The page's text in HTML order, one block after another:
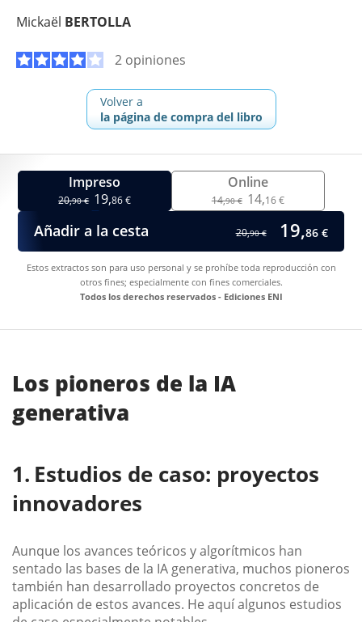
Mickaël BERTOLLA
2 opiniones
Volver a
la página de compra del libro
Impreso
20,90 € 19,86 €
Online
14,90 € 14,16 €
Añadir a la cesta 20,90 € 19,86 €
Estos extractos son para uso personal y se prohíbe toda reproducción con
otros fines; especialmente con fines comerciales.
Todos los derechos reservados - Ediciones ENI
Los pioneros de la IA
generativa
Estudios de caso: proyectos
innovadores
Aunque los avances teóricos y algorítmicos han
sentado las bases de la IA generativa, muchos pioneros
también han desarrollado proyectos concretos de
aplicación de estos avances. He aquí algunos estudios